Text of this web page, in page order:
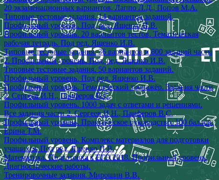
20 экзаменационных вариантов. Лаппо Л.Д., Попов М.А.
Типовые тестовые задания. 14 вариантов заданий.
Профильный уровень. Под. ред. Ященко И.В.
Профильный уровень. 20 вариантов тестов. Тематическая
рабочая тетрадь. Под ред. Ященко И.В.
Типовые тестовые задания. 36 вариантов и 800 заданий части
2. Профильный уровень. Под. ред. Ященко И.В.
Типовые тестовые задания. 50 вариантов заданий.
Профильный уровень. Под ред. Ященко И.В.
Профильный уровень. Тематический тренажёр. Задания части
2. Сергеев И.Н., Панферов В.С.
Профильный уровень. 1000 задач с ответами и решениями.
Все задания части 2. Сергеев И.Н., Панферов В.С.
Профильный уровень. Практическое руководство. 100 баллов.
Ерина Т.М.
Профильный уровень. Комплекс материалов для подготовки
учащихся. Под ред. Ященко И.В.
Математика. Подготовка к ЕГЭ 2018. Профильный уровень.
Диагностические работы.
Тренировочные задания. Мирошин В.В.